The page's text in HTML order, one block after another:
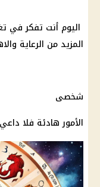
اليوم أنت تفكر في
المزيد من الرعاية
شخصى
الأمور هادئة فلا